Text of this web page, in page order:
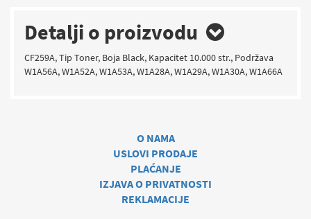
Detalji o proizvodu
CF259A, Tip Toner, Boja Black, Kapacitet 10.000 str., Podržava
W1A56A, W1A52A, W1A53A, W1A28A, W1A29A, W1A30A, W1A66A
O NAMA
USLOVI PRODAJE
PLAĆANJE
IZJAVA O PRIVATNOSTI
REKLAMACIJE